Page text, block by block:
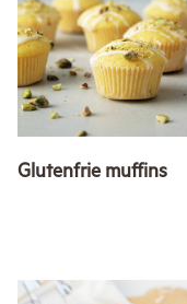
Glutenfrie muffins